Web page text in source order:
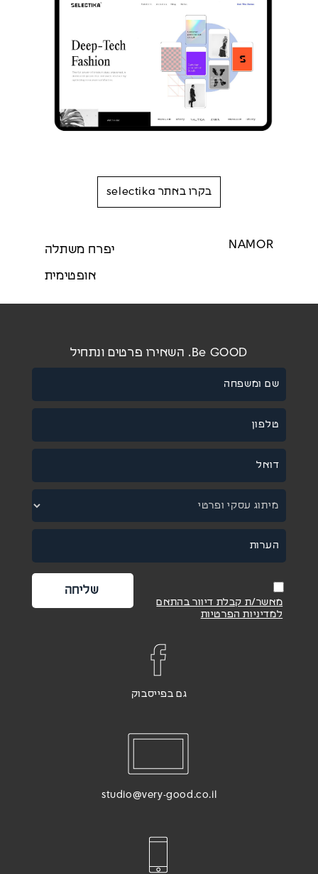
בקרו באתר selectika
יפרח משתלה
אופטימית
NAMOR
Be GOOD. השאירו פרטים ונתחיל
מאשר/ת קבלת דיוור בהתאם
למדיניות הפרטיות
גם בפייסבוק
studio@very-good.co.il